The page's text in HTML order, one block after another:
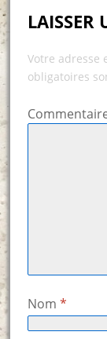
LAISSER
Votre adresse
obligatoires
Nom *